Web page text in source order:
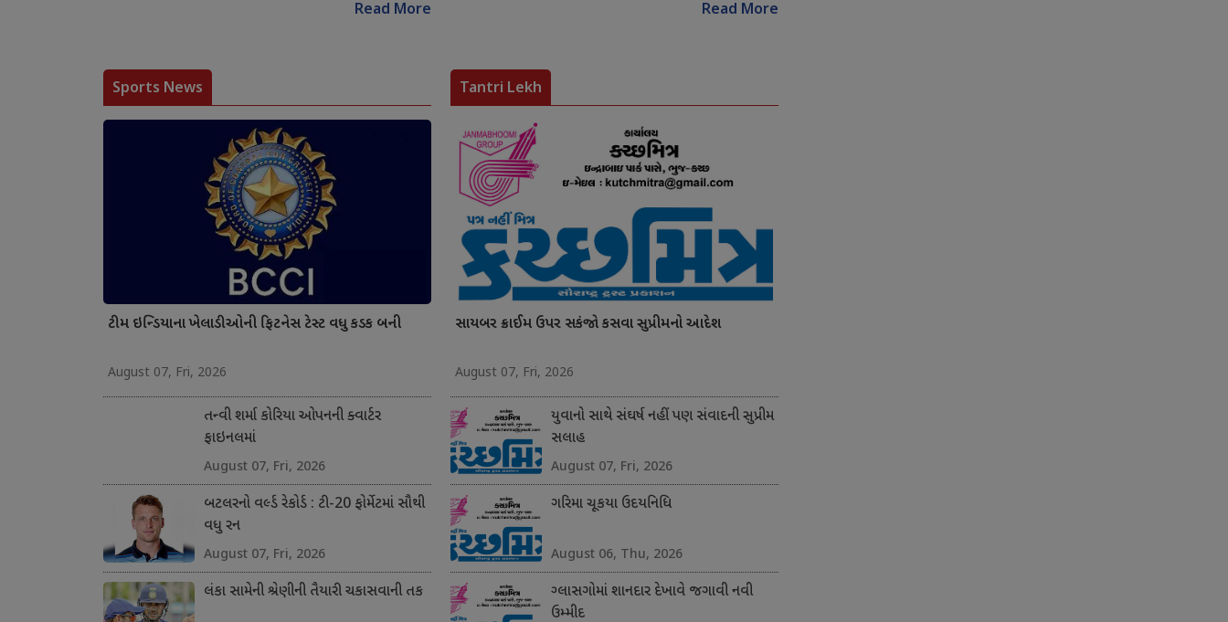
Read More Read More
Sports News
ટીમ ઇન્ડિયાના ખેલાડીઓની ફિટનેસ ટેસ્ટ વધુ કડક બની
August 07, Fri, 2026
તન્વી શર્મા કોરિયા ઓપનની ક્વાર્ટર
ફાઇનલમાં
August 07, Fri, 2026
બટલરનો વર્લ્ડ રેકોર્ડ : ટી-20 ફોર્મેટમાં સૌથી
વધુ રન
August 07, Fri, 2026
લંકા સામેની શ્રેણીની તૈયારી ચકાસવાની તક
Tantri Lekh
સાયબર ક્રાઈમ ઉપર સકંજો કસવા સુપ્રીમનો આદેશ
August 07, Fri, 2026
યુવાનો સાથે સંઘર્ષ નહીં પણ સંવાદની સુપ્રીમ
સલાહ
August 07, Fri, 2026
ગરિમા ચૂકયા ઉદયનિધિ
August 06, Thu, 2026
ગ્લાસગોમાં શાનદાર દેખાવે જગાવી નવી
ઉમ્મીદ